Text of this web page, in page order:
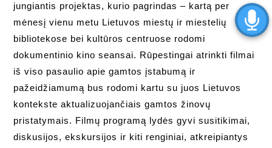
jungiantis projektas, kurio pagrindas – kartą per
mėnesį vienu metu Lietuvos miestų ir miestelių
bibliotekose bei kultūros centruose rodomi
dokumentinio kino seansai. Rūpestingai atrinkti filmai
iš viso pasaulio apie gamtos įstabumą ir
pažeidžiamumą bus rodomi kartu su juos Lietuvos
kontekste aktualizuojančiais gamtos žinovų
pristatymais. Filmų programą lydės gyvi susitikimai,
diskusijos, ekskursijos ir kiti renginiai, atkreipiantys